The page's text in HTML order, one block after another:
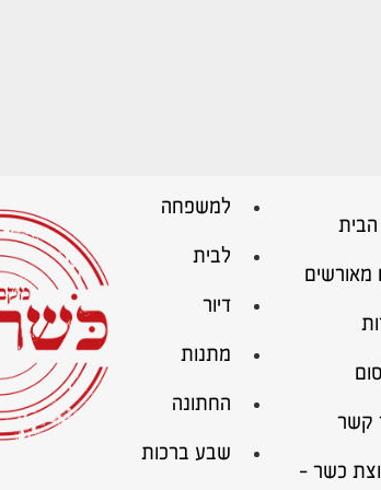
מאורשים
קשר
כשר –
למשפחה
לבית
דיור
מתנות
החתונה
שבע ברכות